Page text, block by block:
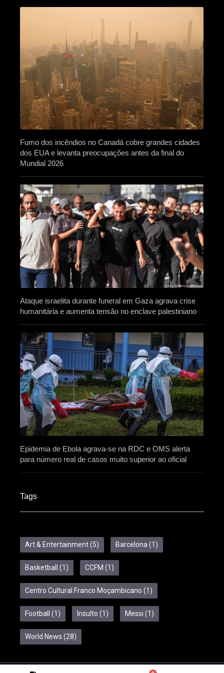
Fumo dos incêndios no Canadá cobre grandes cidades
dos EUA e levanta preocupações antes da final do
Mundial 2026
Ataque israelita durante funeral em Gaza agrava crise
humanitária e aumenta tensão no enclave palestiniano
Epidemia de Ebola agrava-se na RDC e OMS alerta
para número real de casos muito superior ao oficial
Tags
Art & Entertainment(5) Barcelona (1)
Basketball (1) CCFM (1)
Centro Cultural Franco Moçambicano (1)
Football (1) Insulto (1) Messi (1)
World News (28)